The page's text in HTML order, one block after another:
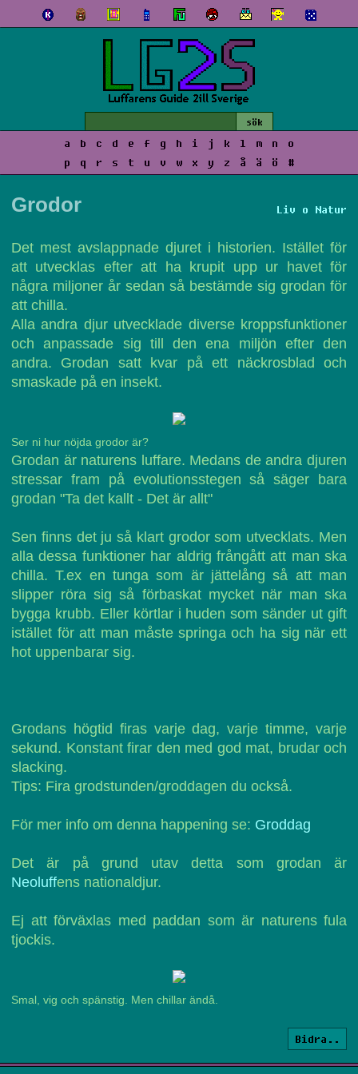
a b c d e f g h i j k l m n
o
p
q r s t u v w x y z å ä ö #
Liv o Natur
Grodor
Det mest avslappnade djuret i historien. Istället för
att utvecklas efter att ha krupit upp ur havet för
några miljoner år sedan så bestämde sig grodan för
att chilla.
Alla andra djur utvecklade diverse kroppsfunktioner
och anpassade sig till den ena miljön efter den
andra. Grodan satt kvar på ett näckrosblad och
smaskade på en insekt.
Ser ni hur nöjda grodor är?
Grodan är naturens luffare. Medans de andra djuren
stressar fram på evolutionsstegen så säger bara
grodan "Ta det kallt - Det är allt"
Sen finns det ju så klart grodor som utvecklats. Men
alla dessa funktioner har aldrig frångått att man ska
chilla. T.ex en tunga som är jättelång så att man
slipper röra sig så förbaskat mycket när man ska
bygga krubb. Eller körtlar i huden som sänder ut gift
istället för att man måste springa och ha sig när ett
hot uppenbarar sig.
Grodans högtid firas varje dag, varje timme, varje
sekund. Konstant firar den med god mat, brudar och
slacking.
Tips: Fira grodstunden/groddagen du också.
För mer info om denna happening se: Groddag
Det är på grund utav detta som grodan är
Neoluffens nationaldjur.
Ej att förväxlas med paddan som är naturens fula
tjockis.
Smal, vig och spänstig. Men chillar ändå.
Bidra..